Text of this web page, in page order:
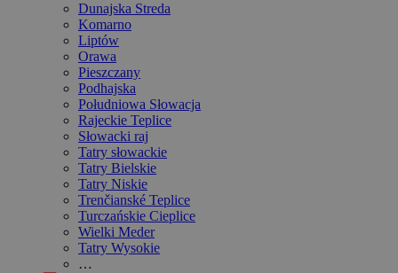
Dunajska Streda
Komarno
Liptów
Orawa
Pieszczany
Podhajska
Południowa Słowacja
Rajeckie Teplice
Słowacki raj
Tatry słowackie
Tatry Bielskie
Tatry Niskie
Trenčianské Teplice
Turczańskie Cieplice
Wielki Meder
Tatry Wysokie
…